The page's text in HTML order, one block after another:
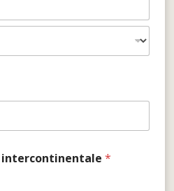
intercontinentale*